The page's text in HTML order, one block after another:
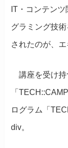
IT・コンテン
グラミング技
されたのが、
講座を受け持
「
ログラム「
div。